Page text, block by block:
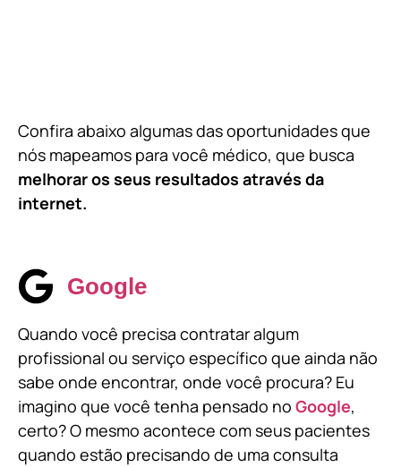
Confira abaixo algumas das oportunidades que
nós mapeamos para você médico, que busca
melhorar os seus resultados através da
internet.
Google
Quando você precisa contratar algum
profissional ou serviço específico que ainda não
sabe onde encontrar, onde você procura? Eu
imagino que você tenha pensado no Google,
certo? O mesmo acontece com seus pacientes
quando estão precisando de uma consulta